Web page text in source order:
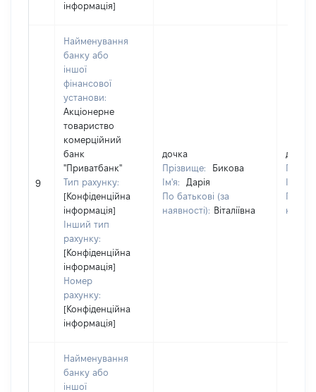
інформація]
9
Найменування
банку або
іншої
фінансової
установи:
Акціонерне
товариство
комерційний
банк
"Приватбанк"
Тип рахунку:
[Конфіденційна
інформація]
Інший тип
рахунку:
[Конфіденційна
інформація]
Номер
рахунку:
[Конфіденційна
інформація]
дочка
Прізвище:
Бикова
Ім'я:
Дарія
По батькові (за
наявності): Віталіївна
дочка
По
Найменування
банку або
іншої